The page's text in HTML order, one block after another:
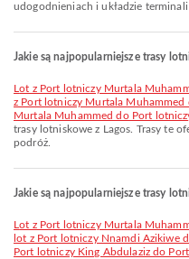
udogodnieniach i układzie
Jakie są najpopularniejsze trasy
lot z Port lotniczy Murtala
z Port lotniczy Murtala
Murtala Muhammed do Port
trasy lotniskowe z Lagos. Trasy te
podróż.
Jakie są najpopularniejsze trasy
lot z Port lotniczy Murtala
lot z Port lotniczy Nnamdi Azikiwe
Port lotniczy King Abdulaziz do